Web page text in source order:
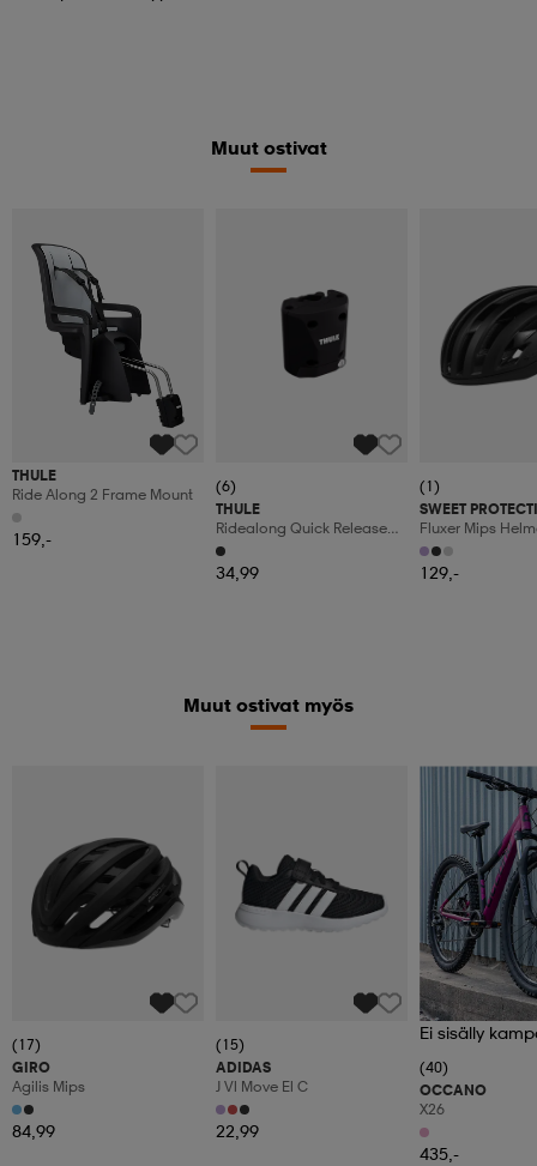
Muut ostivat
THULE
Ride Along 2 Frame Mount
159,-
(6)
THULE
Ridealong Quick Release
Bracket
34,99
(1)
SWEET
Fluxer Mips
129,-
Muut ostivat myös
(17)
GIRO
Agilis Mips
84,99
(15)
ADIDAS
J Vl Move El C
22,99
Ei sisälly
(40)
OCCANO
X26
435,-